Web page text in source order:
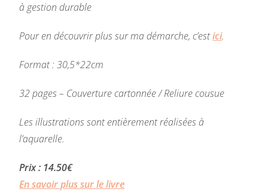
à gestion durable
Pour en découvrir plus sur ma démarche, c’estici.
Format : 30,5*22cm
32 pages – Couverture cartonnée / Reliure cousue
Les illustrations sont entièrement réalisées à
l’aquarelle.
Prix : 14.50€
En savoir plus sur le livre